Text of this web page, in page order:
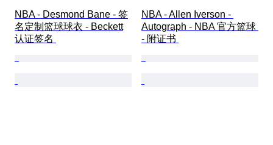
NBA - Desmond Bane - 签
名定制篮球球衣 - Beckett
认证签名
NBA - Allen Iverson -
Autograph - NBA 官方篮球
- 附证书